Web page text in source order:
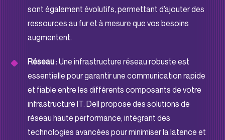
sont également évolutifs, permettant d’ajouter des
ressources au fur et à mesure que vos besoins
augmentent.
Réseau : Une infrastructure réseau robuste est
essentielle pour garantir une communication rapide
et fiable entre les différents composants de votre
infrastructure IT. Dell propose des solutions de
réseau haute performance, intégrant des
technologies avancées pour minimiser la latence et